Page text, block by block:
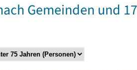
Gemeinden und